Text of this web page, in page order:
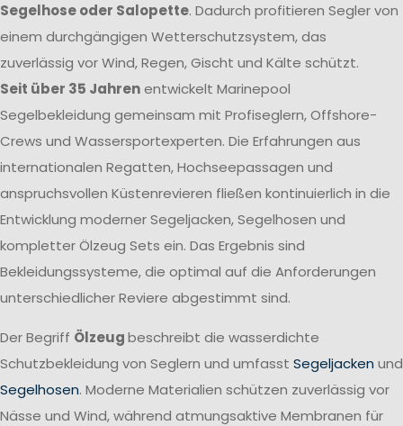
Segelhose oder Salopette. Dadurch profitieren Segler von
einem durchgängigen Wetterschutzsystem, das
zuverlässig vor Wind, Regen, Gischt und Kälte schützt.
Seit über 35 Jahrenentwickelt Marinepool
Segelbekleidung gemeinsam mit Profiseglern, Offshore-
Crews und Wassersportexperten. Die Erfahrungen aus
internationalen Regatten, Hochseepassagen und
anspruchsvollen Küstenrevieren fließen kontinuierlich in die
Entwicklung moderner Segeljacken, Segelhosen und
kompletter Ölzeug Sets ein. Das Ergebnis sind
Bekleidungssysteme, die optimal auf die Anforderungen
unterschiedlicher Reviere abgestimmt sind.
Der Begriff Ölzeugbeschreibt die wasserdichte
Schutzbekleidung von Seglern und umfasst Segeljacken und
Segelhosen. Moderne Materialien schützen zuverlässig vor
Nässe und Wind, während atmungsaktive Membranen für